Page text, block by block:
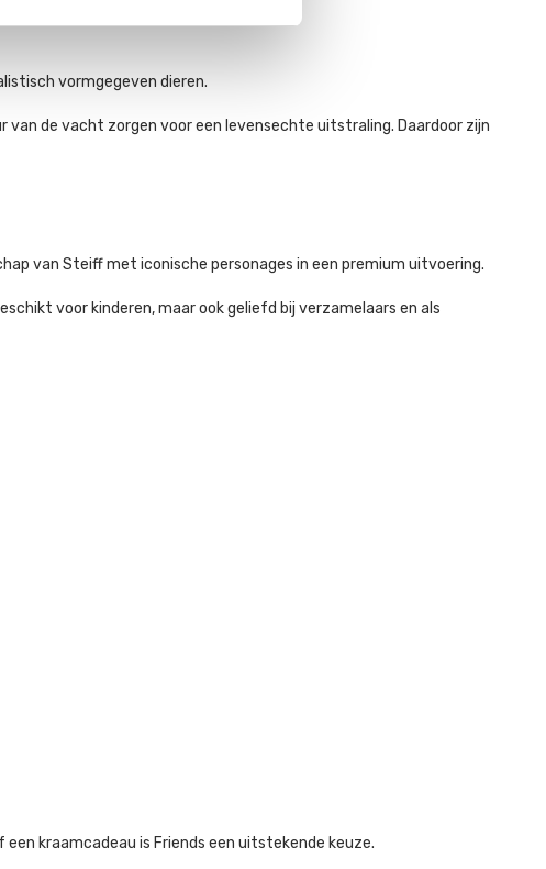
vormgegeven dieren.
van de vacht zorgen voor een levensechte uitstraling. Daardoor zijn
van Steiff met iconische personages in een premium uitvoering.
voor kinderen, maar ook geliefd bij verzamelaars en als
kraamcadeau is Friends een uitstekende keuze.